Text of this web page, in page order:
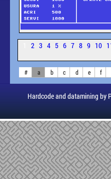
2 3 4 5 6 7 8 9 10
# a b c d e f
Hardcode and datamining by